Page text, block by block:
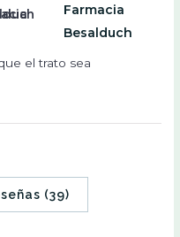
Farmacia
Besalduch
el trato sea
(39)